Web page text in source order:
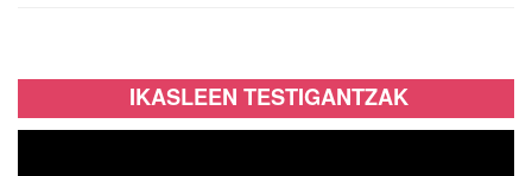
IKASLEEN TESTIGANTZAK